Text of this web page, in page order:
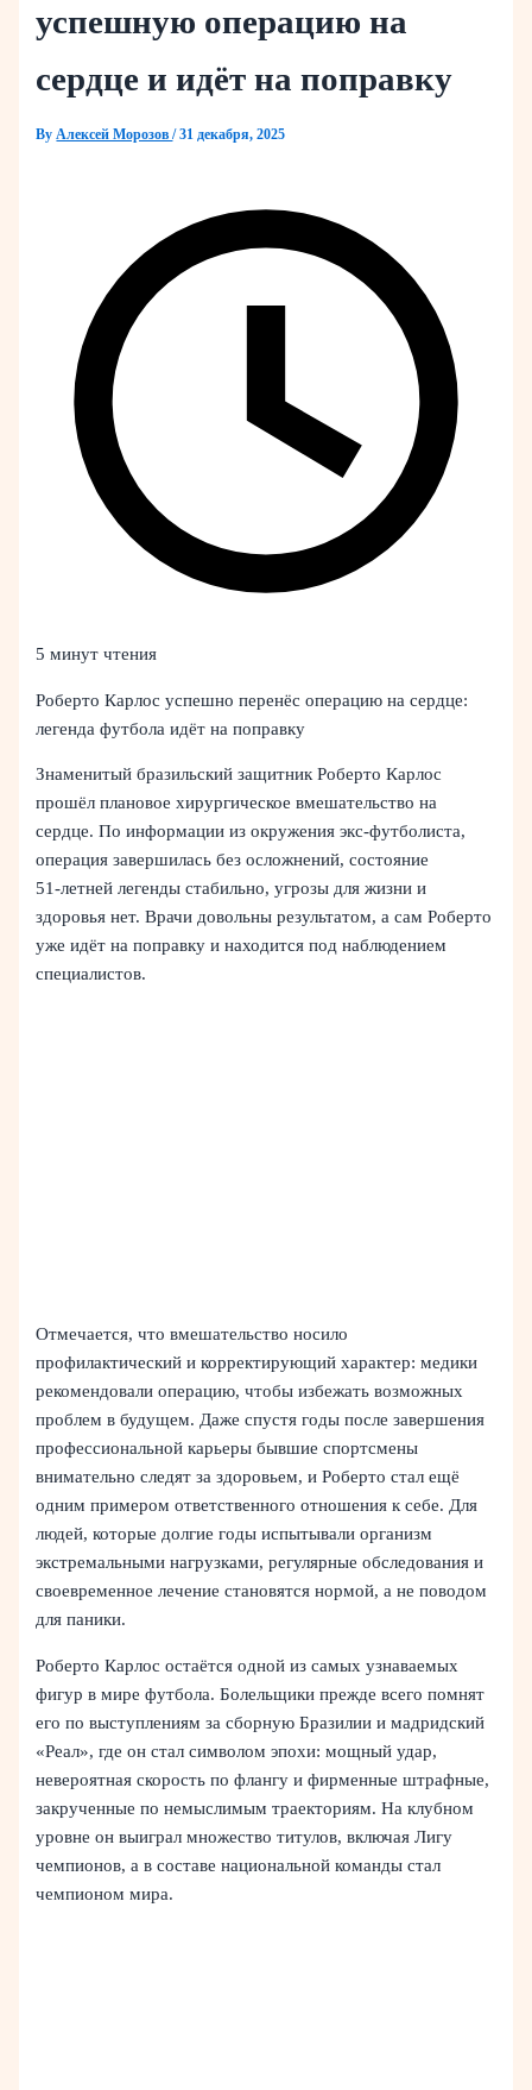
успешную операцию на
сердце и идёт на поправку
ByАлексей Морозов/31 декабря, 2025
5 минут чтения
Роберто Карлос успешно перенёс операцию на сердце:
легенда футбола идёт на поправку
Знаменитый бразильский защитник Роберто Карлос
прошёл плановое хирургическое вмешательство на
сердце. По информации из окружения экс-футболиста,
операция завершилась без осложнений, состояние
51‑летней легенды стабильно, угрозы для жизни и
здоровья нет. Врачи довольны результатом, а сам Роберто
уже идёт на поправку и находится под наблюдением
специалистов.
Отмечается, что вмешательство носило
профилактический и корректирующий характер: медики
рекомендовали операцию, чтобы избежать возможных
проблем в будущем. Даже спустя годы после завершения
профессиональной карьеры бывшие спортсмены
внимательно следят за здоровьем, и Роберто стал ещё
одним примером ответственного отношения к себе. Для
людей, которые долгие годы испытывали организм
экстремальными нагрузками, регулярные обследования и
своевременное лечение становятся нормой, а не поводом
для паники.
Роберто Карлос остаётся одной из самых узнаваемых
фигур в мире футбола. Болельщики прежде всего помнят
его по выступлениям за сборную Бразилии и мадридский
«Реал», где он стал символом эпохи: мощный удар,
невероятная скорость по флангу и фирменные штрафные,
закрученные по немыслимым траекториям. На клубном
уровне он выиграл множество титулов, включая Лигу
чемпионов, а в составе национальной команды стал
чемпионом мира.